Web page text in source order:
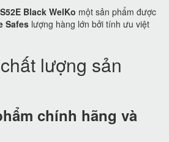
Black WelKo một sản phẩm được
Safes lượng hàng lớn bởi tính ưu việt
lượng sản
chính hãng và